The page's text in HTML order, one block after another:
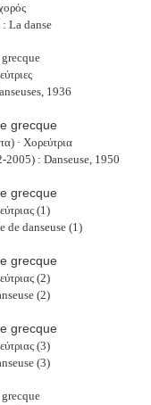
La danse
1936
· Χορεύτρια
2005) : Danseuse, 1950
(1)
de danseuse (1)
(2)
(2)
(3)
(3)